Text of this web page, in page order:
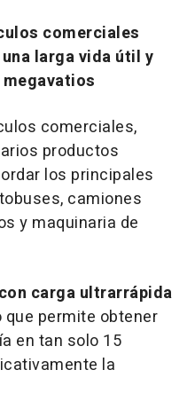
comerciales
larga vida útil y
comerciales,
productos
los principales
camiones
y maquinaria de
carga ultrarrápida
que permite obtener
en tan solo 15
la